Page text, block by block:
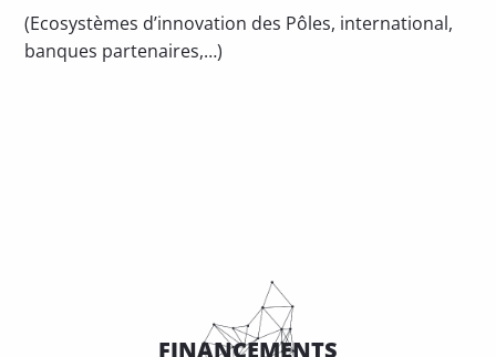
(Ecosystèmes d’innovation des Pôles, international,
banques partenaires,…)
FINANCEMENTS